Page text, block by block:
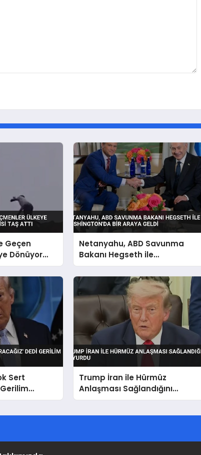
Geçen
Dönüyor
Taş Attı
Netanyahu, ABD Savunma
Bakanı Hegseth ile
Washington’da Bir Araya
Geldi
Sert
Trump İran ile Hürmüz
Anlaşması Sağlandığını
Duyurdu